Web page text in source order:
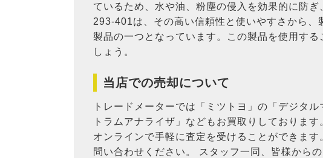
ているため、水や油、粉塵の侵入を効果的に防ぎ
293-401は、その高い信頼性と使いやすさから
製品の一つとなっています。この製品を使用す
しょう。
当店での売却について
トレードメーターでは「ミツトヨ」の「デジタ
トラムアナライザ」などもお買取りしておりま
オンラインで手軽に査定を受けることができま
問い合わせください。 スタッフ一同、皆様から